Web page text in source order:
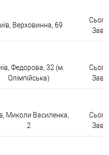
Верховинна, 69
Федорова, 32 (м.
Олімпійська)
Миколи Василенка,
2